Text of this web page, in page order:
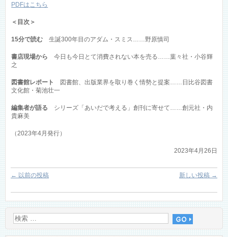
PDFはこちら
＜目次＞
15分で読む 生誕300年目のアダム・スミス……野原慎司
書店現場から 今日も今日とて消費されない本を売る……葉々社・小谷輝
之
図書館レポート
図書館、出版業界を取り巻く情勢と提案……日比谷図書
文化館・菊池壮一
編集者が語る シリーズ「あいだで考える」創刊に寄せて……創元社・内
貴麻美
（2023年4月発行）
2023年4月26日
← 以前の投稿 新しい投稿 →